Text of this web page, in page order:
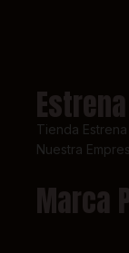
Tienda Estrena
Nuestra
Marca